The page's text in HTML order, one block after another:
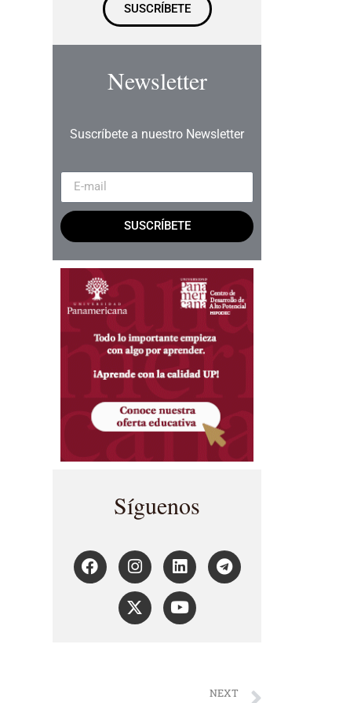
SUSCRÍBETE
Newsletter
Suscríbete a nuestro Newsletter
SUSCRÍBETE
Síguenos
NEXT